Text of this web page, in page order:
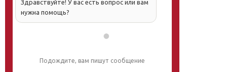
Здравствуйте! У вас есть вопрос или вам
нужна помощь?
Подождите, вам пишут сообщение